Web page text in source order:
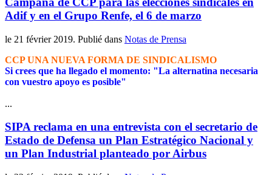
Adif y en el Grupo Renfe, el 6 de marzo
le 21 février 2019. Publié dans Notas de Prensa
CCP UNA NUEVA FORMA DE SINDICALISMO
Si crees que ha llegado el momento: "La alternatina necesaria
con vuestro apoyo es posible"
...
SIPA reclama en una entrevista con el secretario de
Estado de Defensa un Plan Estratégico Nacional y
un Plan Industrial planteado por Airbus